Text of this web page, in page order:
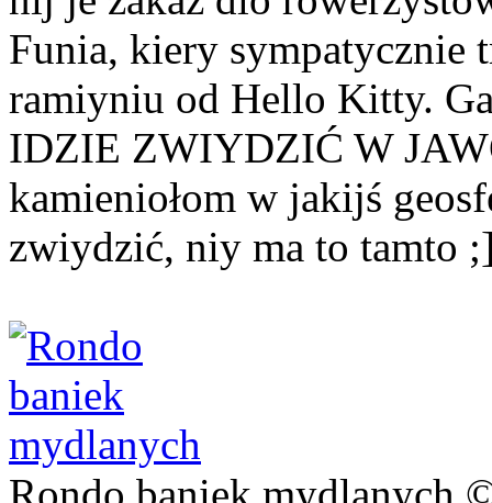
Funia, kiery sympatycznie
ramiyniu od Hello Kitty.
IDZIE ZWIYDZIĆ W
kamieniołom w jakijś
zwiydzić, niy ma to tamto